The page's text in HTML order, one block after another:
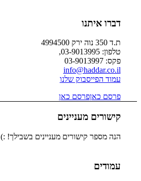
דברו איתנו
ת.ד 350 נוה ירק 4994500
טלפון: 03-9013995,
פקס: 03-9013997
info@haddar.co.il
עמוד הפייסבוק שלנו
פרסם כאןפרסם כאן
קישורים מעניינים
הנה מספר קישורים מעניינים בשבילך! :)
עמודים